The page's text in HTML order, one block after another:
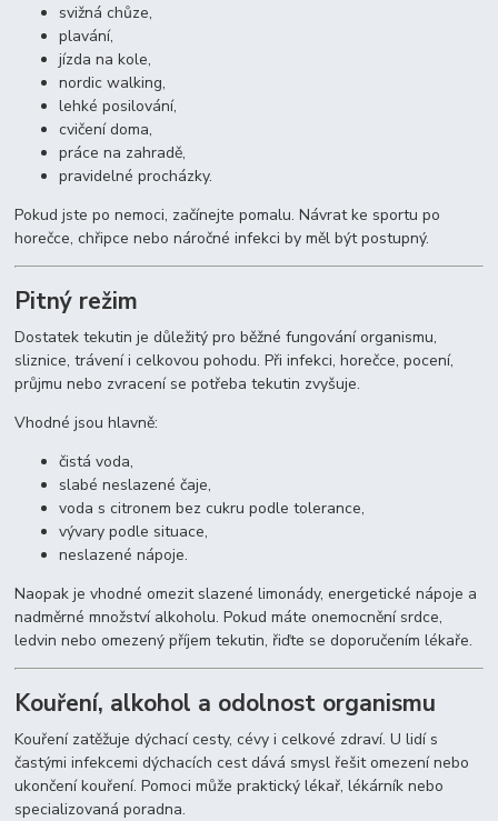
svižná chůze,
plavání,
jízda na kole,
nordic walking,
lehké posilování,
cvičení doma,
práce na zahradě,
pravidelné procházky.
Pokud jste po nemoci, začínejte pomalu. Návrat ke sportu po
horečce, chřipce nebo náročné infekci by měl být postupný.
Pitný režim
Dostatek tekutin je důležitý pro běžné fungování organismu,
sliznice, trávení i celkovou pohodu. Při infekci, horečce, pocení,
průjmu nebo zvracení se potřeba tekutin zvyšuje.
Vhodné jsou hlavně:
čistá voda,
slabé neslazené čaje,
voda s citronem bez cukru podle tolerance,
vývary podle situace,
neslazené nápoje.
Naopak je vhodné omezit slazené limonády, energetické nápoje a
nadměrné množství alkoholu. Pokud máte onemocnění srdce,
ledvin nebo omezený příjem tekutin, řiďte se doporučením lékaře.
Kouření, alkohol a odolnost organismu
Kouření zatěžuje dýchací cesty, cévy i celkové zdraví. U lidí s
častými infekcemi dýchacích cest dává smysl řešit omezení nebo
ukončení kouření. Pomoci může praktický lékař, lékárník nebo
specializovaná poradna.